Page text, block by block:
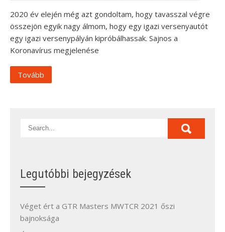
2020 év elején még azt gondoltam, hogy tavasszal végre
összejön egyik nagy álmom, hogy egy igazi versenyautót
egy igazi versenypályán kipróbálhassak. Sajnos a
Koronavírus megjelenése
Tovább
Legutóbbi bejegyzések
Véget ért a GTR Masters MWTCR 2021 őszi
bajnoksága